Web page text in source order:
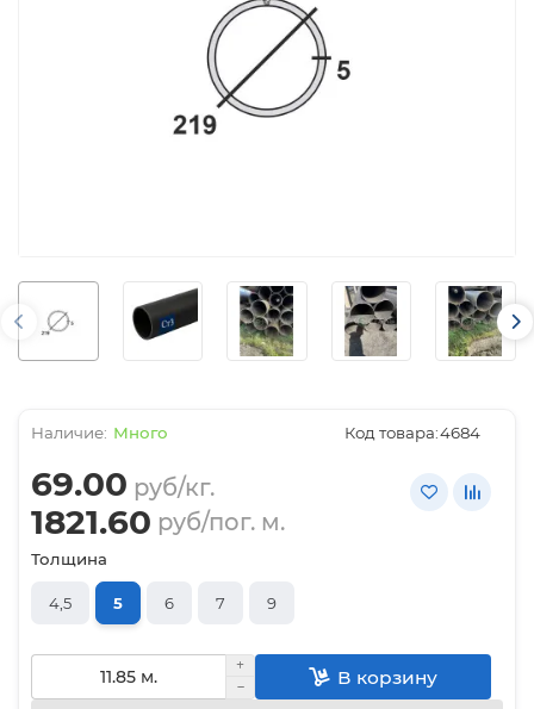
Много Код товара:4684
69.00 руб/кг.
1821.60 руб/пог. м.
Толщина
4,5 5 6 7 9
В корзину